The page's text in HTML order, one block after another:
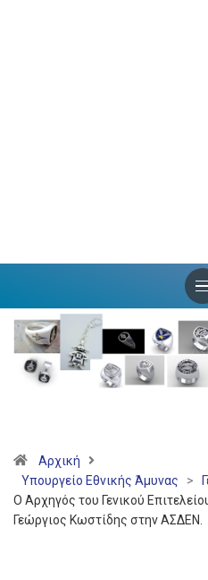
Αρχική
Υπουργείο Εθνικής Άμυνας
>
O Αρχηγός του Γενικού
Γεώργιος Κωστίδης στην ΑΣΔΕΝ.